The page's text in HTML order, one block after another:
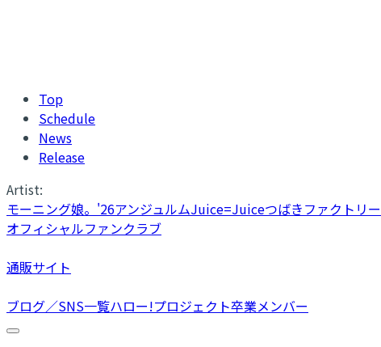
Top
Schedule
News
Release
Artist:
モーニング娘。'26アンジュルムJuice=Juiceつばきファクトリー
オフィシャルファンクラブ
通販サイト
ブログ／SNS一覧ハロー!プロジェクト卒業メンバー